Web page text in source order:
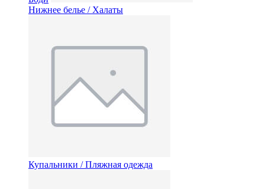
Нижнее белье / Халаты
Купальники / Пляжная одежда